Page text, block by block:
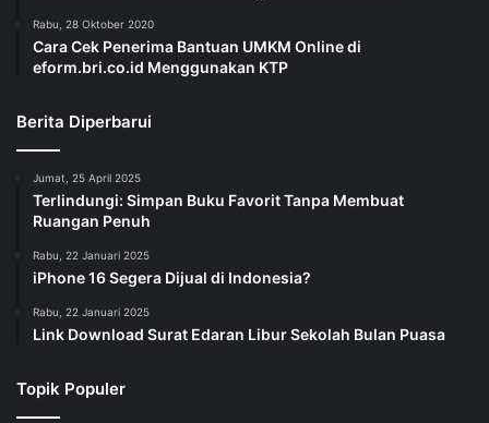
Rabu, 28 Oktober 2020
Cara Cek Penerima Bantuan UMKM Online di
eform.bri.co.id Menggunakan KTP
Berita Diperbarui
Jumat, 25 April 2025
Terlindungi: Simpan Buku Favorit Tanpa Membuat
Ruangan Penuh
Rabu, 22 Januari 2025
iPhone 16 Segera Dijual di Indonesia?
Rabu, 22 Januari 2025
Link Download Surat Edaran Libur Sekolah Bulan Puasa
Topik Populer